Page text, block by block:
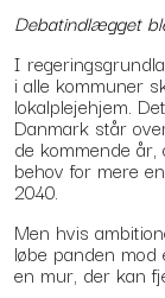
Debatindlægget
I
i alle kommuner
lokalplejehjem.
Danmark står
de kommende
behov for mere
2040.
Men hvis
løbe panden
en mur, der kan